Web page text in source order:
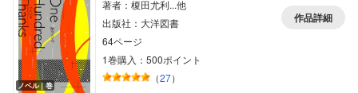
ノベル｜巻
著者：榎田尤利...他
出版社：大洋図書
64ページ
1巻購入：500ポイント
（27）
作品詳細